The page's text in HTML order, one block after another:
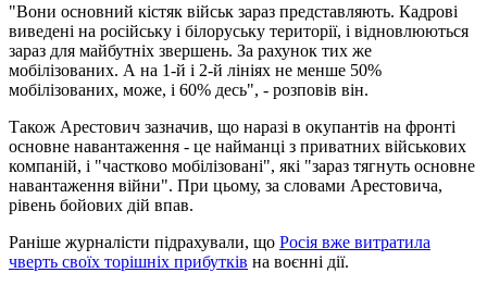
"Вони основний кістяк військ зараз представляють. Кадрові
виведені на російську і білоруську території, і відновлюються
зараз для майбутніх звершень. За рахунок тих же
мобілізованих. А на 1-й і 2-й лініях не менше 50%
мобілізованих, може, і 60% десь", - розповів він.
Також Арестович зазначив, що наразі в окупантів на фронті
основне навантаження - це найманці з приватних військових
компаній, і "частково мобілізовані", які "зараз тягнуть основне
навантаження війни". При цьому, за словами Арестовича,
рівень бойових дій впав.
Раніше журналісти підрахували, що Росія вже витратила
чверть своїх торішніх прибутків на воєнні дії.